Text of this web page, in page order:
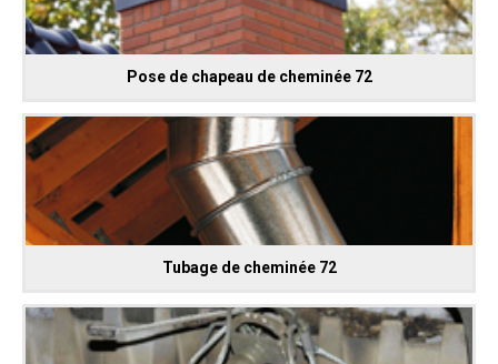
Pose de chapeau de cheminée 72
Tubage de cheminée 72